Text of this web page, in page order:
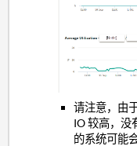
请注意，由
IO 较高，没
的系统可能